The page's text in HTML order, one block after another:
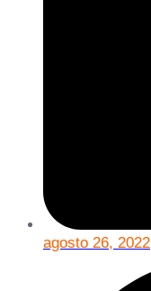
agosto 26, 2022